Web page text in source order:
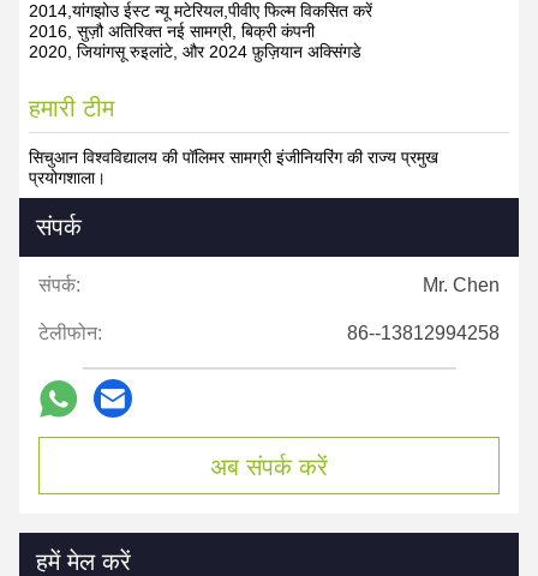
2014,यांगझोउ ईस्ट न्यू मटेरियल,पीवीए फिल्म विकसित करें
2016, सुज़ौ अतिरिक्त नई सामग्री, बिक्री कंपनी
2020, जियांगसू रुइलांटे, और 2024 फ़ुज़ियान अक्सिंगडे
हमारी टीम
सिचुआन विश्वविद्यालय की पॉलिमर सामग्री इंजीनियरिंग की राज्य प्रमुख
प्रयोगशाला।
संपर्क
संपर्क: Mr. Chen
टेलीफोन: 86--13812994258
अब संपर्क करें
हमें मेल करें